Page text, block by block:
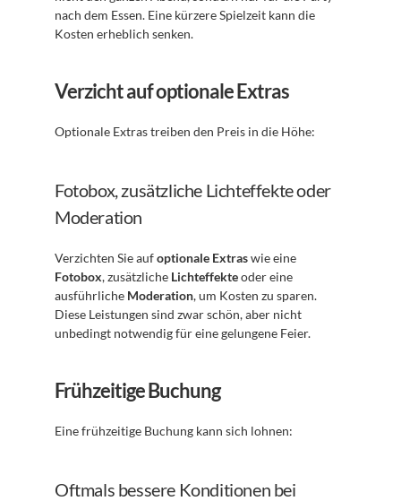
nach dem Essen. Eine kürzere Spielzeit kann die
Kosten erheblich senken.
Verzicht auf optionale Extras
Optionale Extras treiben den Preis in die Höhe:
Fotobox, zusätzliche Lichteffekte oder
Moderation
Verzichten Sie auf optionale Extras
Fotobox, zusätzliche Lichteffekte oder eine
ausführliche Moderation, um Kosten zu sparen.
Diese Leistungen sind zwar schön, aber nicht
unbedingt notwendig für eine gelungene Feier.
Frühzeitige Buchung
Eine frühzeitige Buchung kann sich lohnen:
Oftmals bessere Konditionen bei